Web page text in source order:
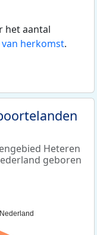
het aantal
van herkomst.
Heteren
geboren